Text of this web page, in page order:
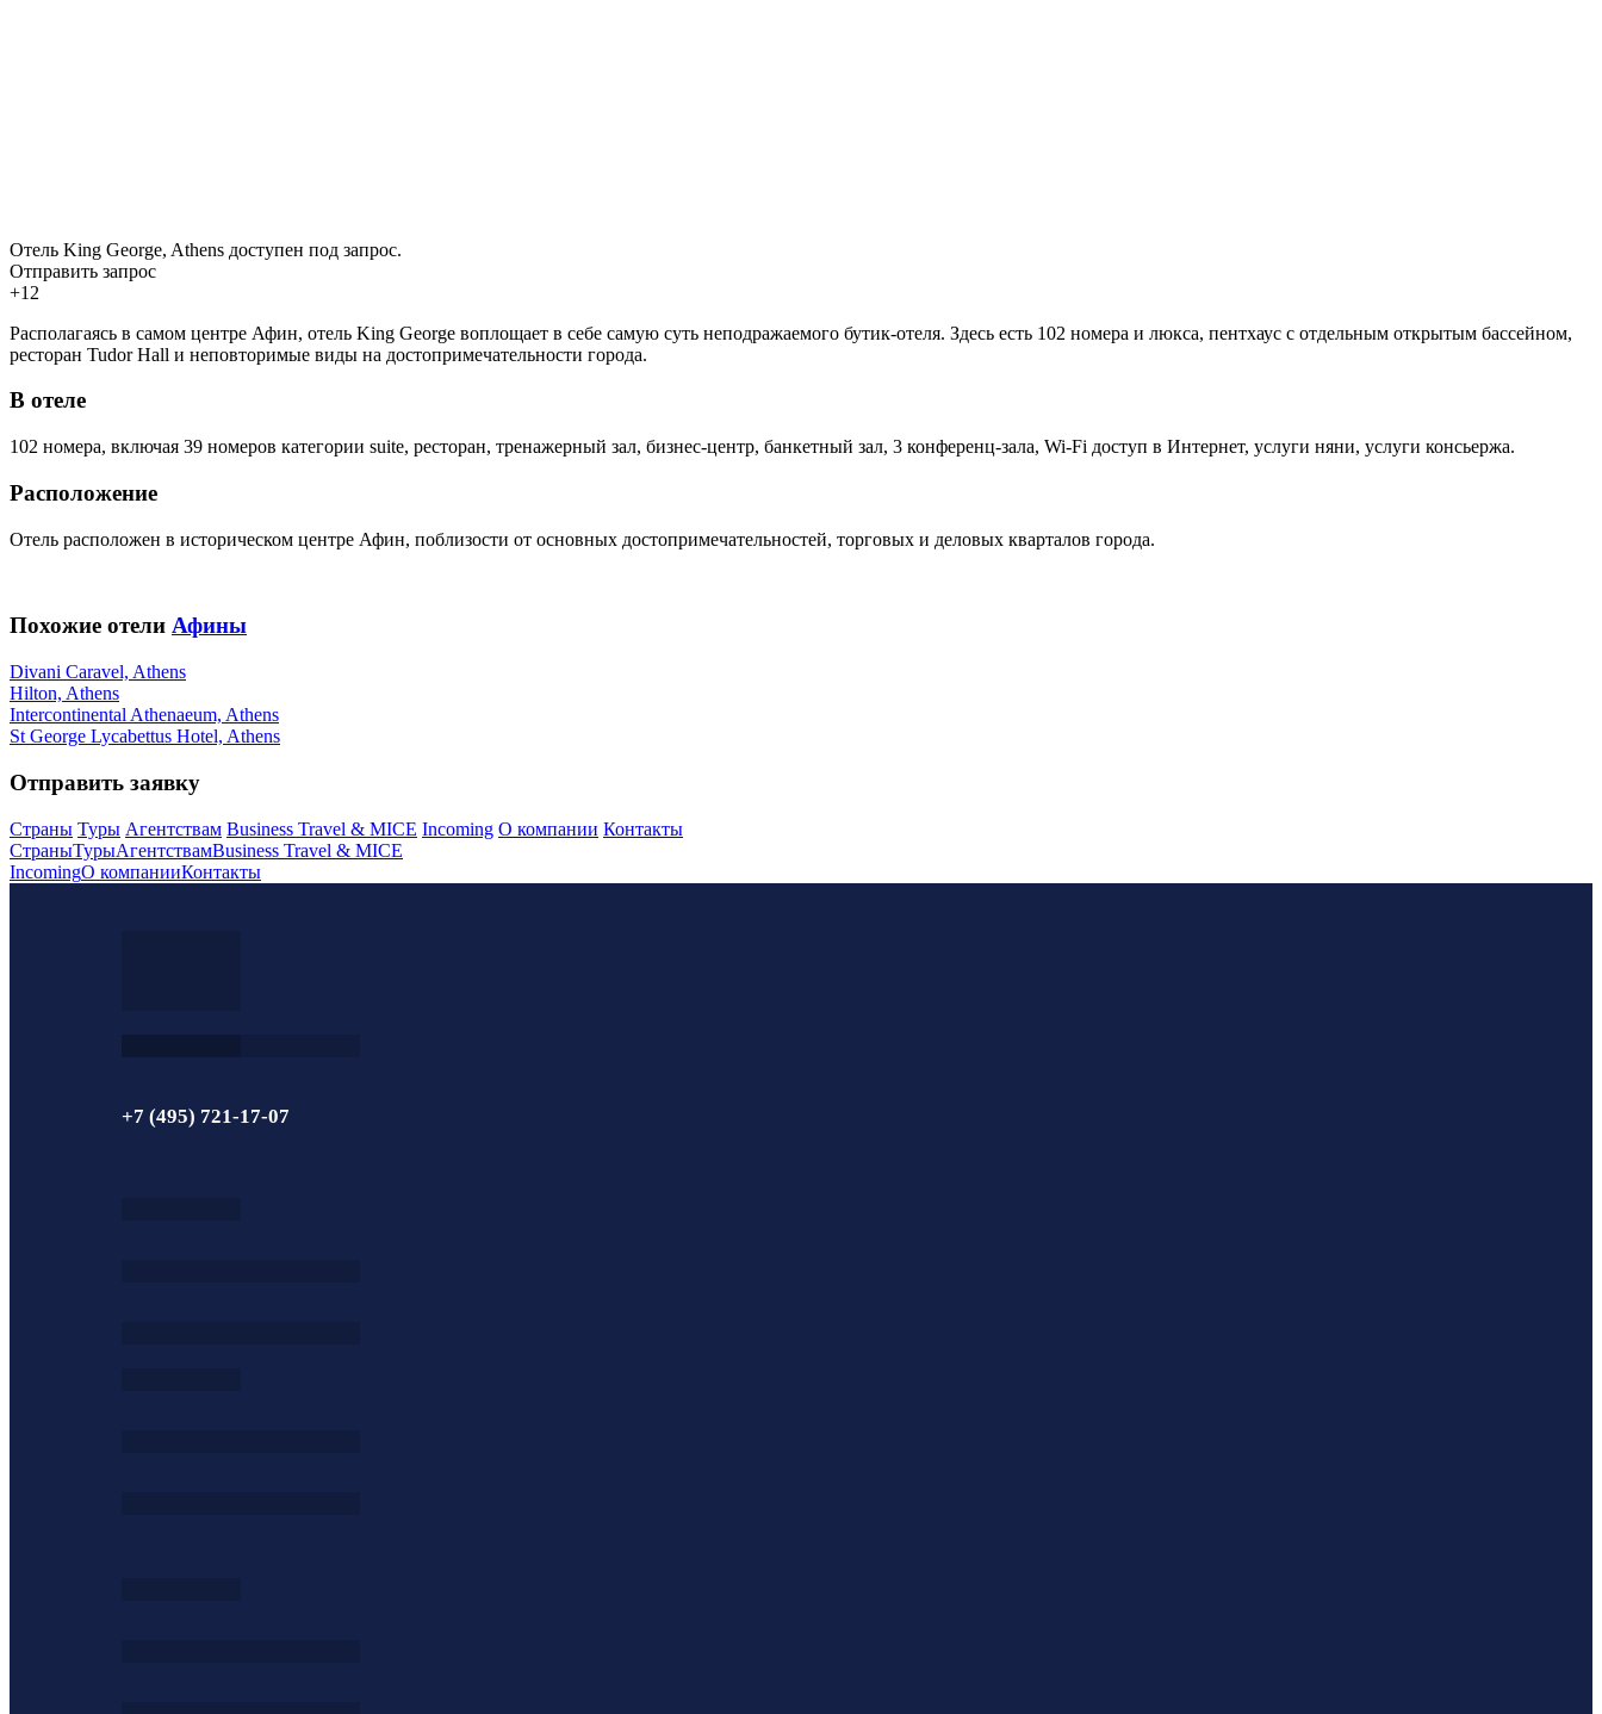
Отель King George, Athens доступен под запрос.
Отправить запрос
+12
Располагаясь в самом центре Афин, отель King George воплощает в себе самую суть неподражаемого бутик-отеля. Здесь есть 102 номера и люкса, пентхаус с отдельным открытым бассейном,
ресторан Tudor Hall и неповторимые виды на достопримечательности города.
В отеле
102 номера, включая 39 номеров категории suite, ресторан, тренажерный зал, бизнес-центр, банкетный зал, 3 конференц-зала, Wi-Fi доступ в Интернет, услуги няни, услуги консьержа.
Расположение
Отель расположен в историческом центре Афин, поблизости от основных достопримечательностей, торговых и деловых кварталов города.
Похожие отели Афины
Divani Caravel, Athens
Hilton, Athens
Intercontinental Athenaeum, Athens
St George Lycabettus Hotel, Athens
Отправить заявку
Страны Туры Агентствам Business Travel & MICE Incoming О компании Контакты
СтраныТурыАгентствамBusiness Travel & MICE
IncomingО компанииКонтакты
+7 (495) 721-17-07